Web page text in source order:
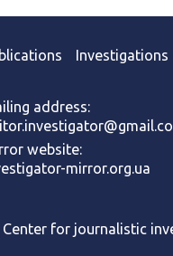
Investigations
address:
website:
mirror.org.ua
for journalistic